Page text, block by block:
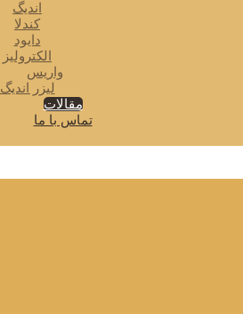
اندیگ
کندلا
دایود
الکترولیز
واریس
لیزر اندیگ
مقالات
تماس با ما